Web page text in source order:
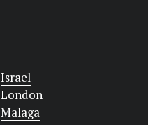
Israel
London
Malaga